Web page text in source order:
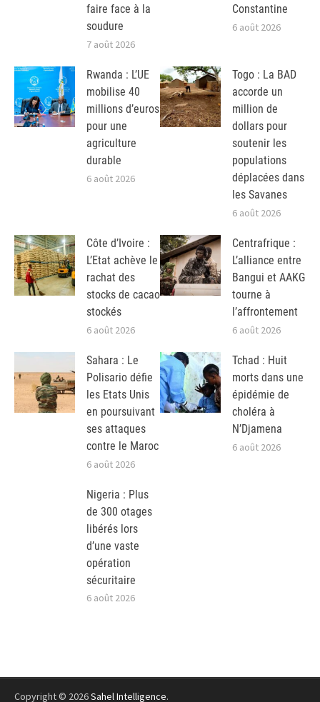
faire face à la
soudure
7 août 2026
Constantine
6 août 2026
Rwanda : L’UE
mobilise 40
millions d’euros
pour une
agriculture
durable
6 août 2026
Togo : La BAD
accorde un
million de
dollars pour
soutenir les
populations
déplacées dans
les Savanes
6 août 2026
Côte d’Ivoire :
L’Etat achève le
rachat des
stocks de cacao
stockés
6 août 2026
Centrafrique :
L’alliance entre
Bangui et AAKG
tourne à
l’affrontement
6 août 2026
Sahara : Le
Polisario défie
les Etats Unis
en poursuivant
ses attaques
contre le Maroc
6 août 2026
Tchad : Huit
morts dans une
épidémie de
choléra à
N’Djamena
6 août 2026
Nigeria : Plus
de 300 otages
libérés lors
d’une vaste
opération
sécuritaire
6 août 2026
Copyright © 2026Sahel Intelligence.